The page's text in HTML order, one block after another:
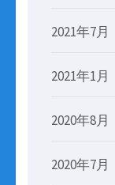
2021年7月
2021年1月
2020年8月
2020年7月